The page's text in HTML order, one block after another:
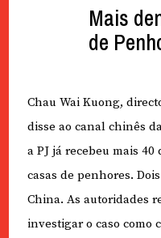
Mais
de
Chau Wai Kuong,
disse ao canal chinês
a PJ já recebeu mais
casas de penhores.
China. As autoridades
investigar o caso como